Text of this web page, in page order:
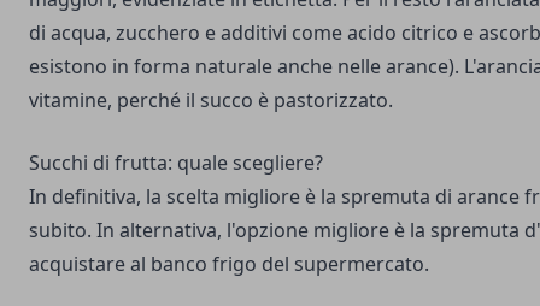
di acqua, zucchero e additivi come acido citrico e
esistono in forma naturale anche nelle arance).
vitamine, perché il succo è pastorizzato.
Succhi di frutta: quale scegliere?
In definitiva, la scelta migliore è la spremuta di arance
subito. In alternativa, l'opzione migliore è la spremuta
acquistare al banco frigo del supermercato.